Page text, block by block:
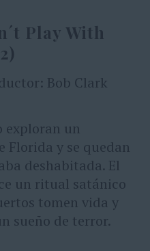
Play With
Bob Clark
exploran un
Florida y se quedan
deshabitada. El
un ritual satánico
tomen vida y
sueño de terror.